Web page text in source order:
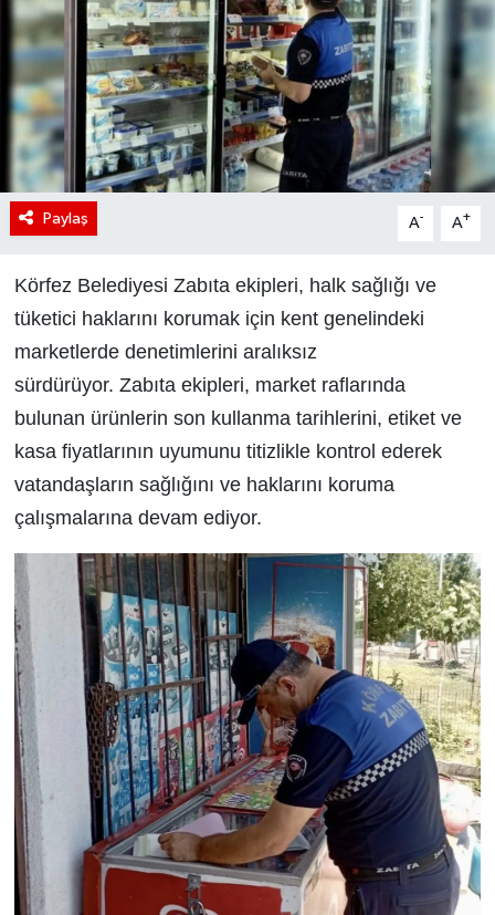
Paylaş A- A+
Körfez Belediyesi Zabıta ekipleri, halk sağlığı ve
tüketici haklarını korumak için kent genelindeki
marketlerde denetimlerini aralıksız
sürdürüyor. Zabıta ekipleri, market raflarında
bulunan ürünlerin son kullanma tarihlerini, etiket ve
kasa fiyatlarının uyumunu titizlikle kontrol ederek
vatandaşların sağlığını ve haklarını koruma
çalışmalarına devam ediyor.